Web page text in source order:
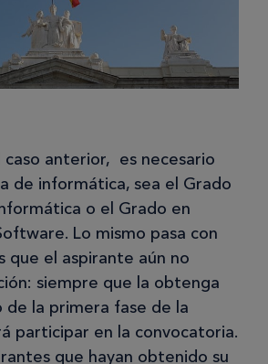
caso anterior, es necesario
de informática, sea el Grado
o el Grado en
Lo mismo pasa con
que el aspirante aún no
siempre que la obtenga
de la primera fase de la
participar en la convocatoria.
que hayan obtenido su